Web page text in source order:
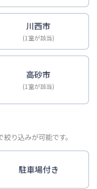
川西市
(1室が該当)
高砂市
(1室が該当)
り込みが可能です。
駐車場付き